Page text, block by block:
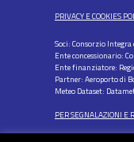
PRIVACY E COOKIES
Soci: Consorzio Integra
Ente concessionario:
Ente finanziatore:
Partner: Aeroporto di
Meteo Dataset:
PER SEGNALAZIONI E